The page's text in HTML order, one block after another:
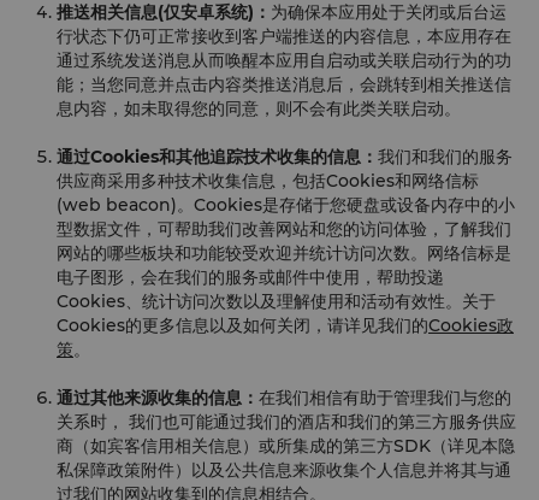
推送相关信息(仅安卓系统)： 为确保本应用处于关闭或后台运
行状态下仍可正常接收到客户端推送的内容信息，本应用存在
通过系统发送消息从而唤醒本应用自启动或关联启动行为的功
能；当您同意并点击内容类推送消息后，会跳转到相关推送信
息内容，如未取得您的同意，则不会有此类关联启动。
通过Cookies和其他追踪技术收集的信息： 我们和我们的服务
供应商采用多种技术收集信息，包括Cookies和网络信标
(web beacon)。Cookies是存储于您硬盘或设备内存中的小
型数据文件，可帮助我们改善网站和您的访问体验，了解我们
网站的哪些板块和功能较受欢迎并统计访问次数。网络信标是
电子图形，会在我们的服务或邮件中使用，帮助投递
Cookies、统计访问次数以及理解使用和活动有效性。关于
Cookies的更多信息以及如何关闭，请详见我们的Cookies政
策。
通过其他来源收集的信息： 在我们相信有助于管理我们与您的
关系时， 我们也可能通过我们的酒店和我们的第三方服务供应
商（如宾客信用相关信息）或所集成的第三方SDK（详见本隐
私保障政策附件）以及公共信息来源收集个人信息并将其与通
过我们的网站收集到的信息相结合。